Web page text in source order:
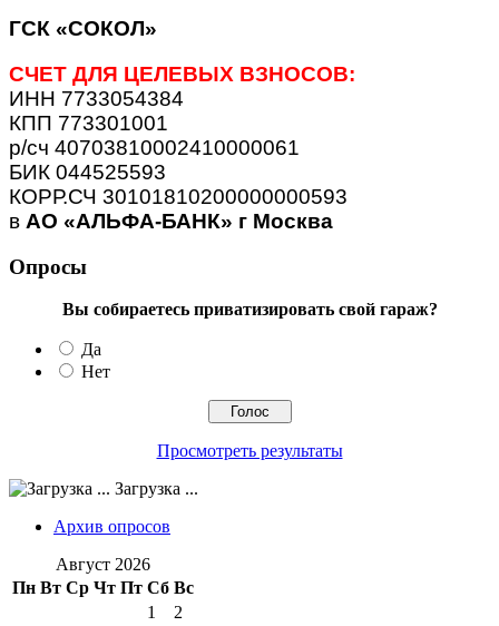
ГСК «СОКОЛ»
СЧЕТ ДЛЯ ЦЕЛЕВЫХ ВЗНОСОВ:
ИНН 7733054384
КПП 773301001
р/сч 40703810002410000061
БИК 044525593
КОРР.СЧ 30101810200000000593
в АО «АЛЬФА-БАНК» г Москва
Опросы
Вы собираетесь приватизировать свой гараж?
Да
Нет
Просмотреть результаты
Загрузка ...
Архив опросов
Август 2026
Пн Вт Ср Чт Пт Сб Вс
1
2